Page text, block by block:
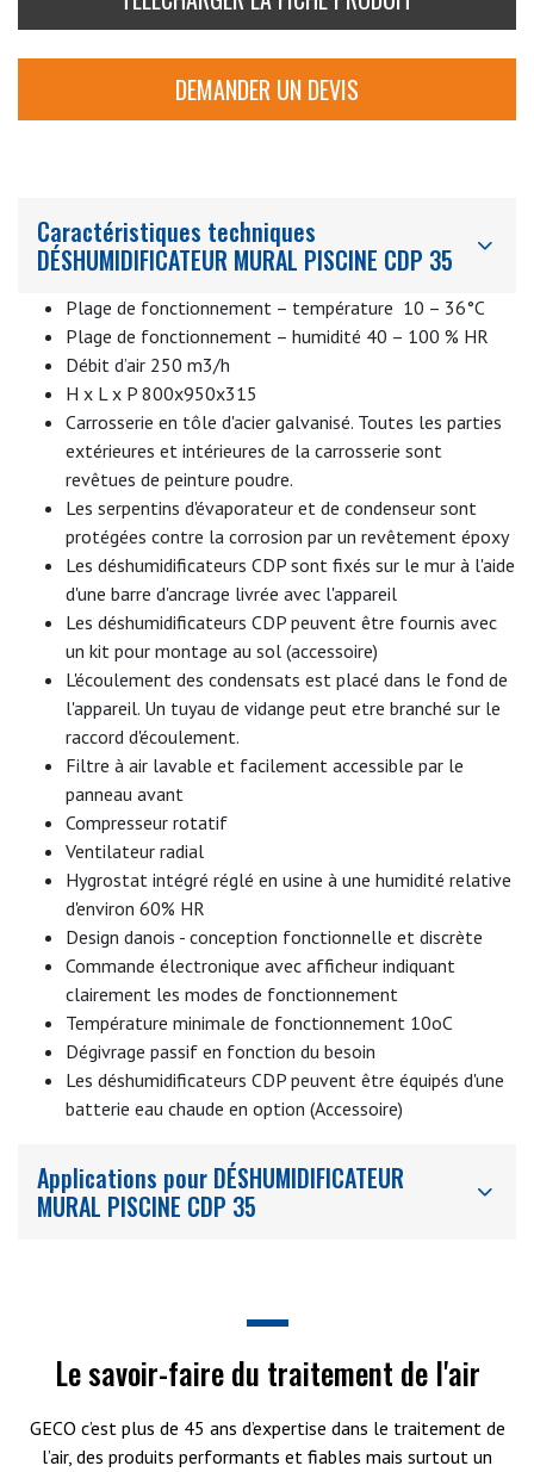
commandés par un hygrostat intégré.Le déshumidificateur
CDP 35 peut être équipé d’une batterie à eau chaude (en
option) pour un chauffage supplémentaire.
DEMANDER UN DEVIS
Caractéristiques techniques
DÉSHUMIDIFICATEUR MURAL PISCINE CDP 35
Plage de fonctionnement – température 10 – 36°C
Plage de fonctionnement – humidité 40 – 100 % HR
Débit d’air 250 m3/h
H x L x P 800x950x315
Carrosserie en tôle d'acier galvanisé. Toutes les parties
extérieures et intérieures de la carrosserie sont
revêtues de peinture poudre.
Les serpentins d'évaporateur et de condenseur sont
protégées contre la corrosion par un revêtement époxy
Les déshumidificateurs CDP sont fixés sur le mur à l'aide
d'une barre d'ancrage livrée avec l'appareil
Les déshumidificateurs CDP peuvent être fournis avec
un kit pour montage au sol (accessoire)
L'écoulement des condensats est placé dans le fond de
l'appareil. Un tuyau de vidange peut etre branché sur le
raccord d'écoulement.
Filtre à air lavable et facilement accessible par le
panneau avant
Compresseur rotatif
Ventilateur radial
Hygrostat intégré réglé en usine à une humidité relative
d'environ 60% HR
Design danois - conception fonctionnelle et discrète
Commande électronique avec afficheur indiquant
clairement les modes de fonctionnement
Température minimale de fonctionnement 10oC
Dégivrage passif en fonction du besoin
Les déshumidificateurs CDP peuvent être équipés d'une
batterie eau chaude en option (Accessoire)
Applications pour DÉSHUMIDIFICATEUR
MURAL PISCINE CDP 35
Le savoir-faire du traitement de l'air
GECO c’est plus de 45 ans d’expertise dans le traitement de
l’air, des produits performants et fiables mais surtout un